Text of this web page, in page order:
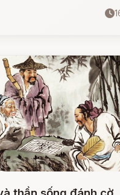
lộ bí mật về thời gian.